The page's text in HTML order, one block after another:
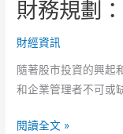
準
會
早
停
策
對
股
市
投
的
財務規劃
財經資訊
隨著股市投資的興起
和企業管理者不可或
財
閱讀全文 »